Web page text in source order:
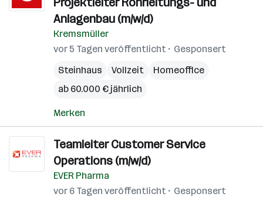
Anlagenbau (m/w/d)
Kremsmüller
vor 5 Tagen veröffentlicht
Gesponsert
Steinhaus
Vollzeit
Homeoffice
ab 60.000 € jährlich
Merken
Teamleiter Customer Service
Operations (m/w/d)
EVER Pharma
vor 6 Tagen veröffentlicht
Gesponsert